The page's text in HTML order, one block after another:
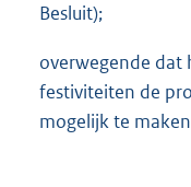
Besluit);
overwegende dat
festiviteiten de
mogelijk te